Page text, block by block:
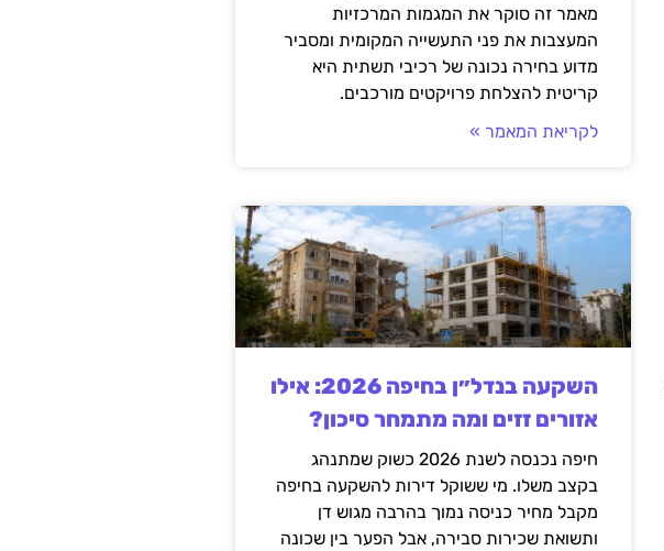
מאמר זה סוקר את המגמות המרכזיות
המעצבות את פני התעשייה המקומית ומסביר
מדוע בחירה נכונה של רכיבי תשתית היא
קריטית להצלחת פרויקטים מורכבים.
לקריאת המאמר »
השקעה בנדל״ן בחיפה 2026: אילו
אזורים זזים ומה מתמחר סיכון?
חיפה נכנסה לשנת 2026 כשוק שמתנהג
בקצב משלו. מי ששוקל דירות להשקעה בחיפה
מקבל מחיר כניסה נמוך בהרבה מגוש דן
ותשואת שכירות סבירה, אבל הפער בין שכונה